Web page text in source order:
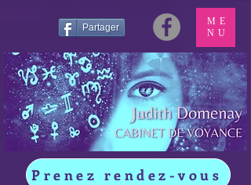
Partager
Prenez rendez-vous
ME
NU